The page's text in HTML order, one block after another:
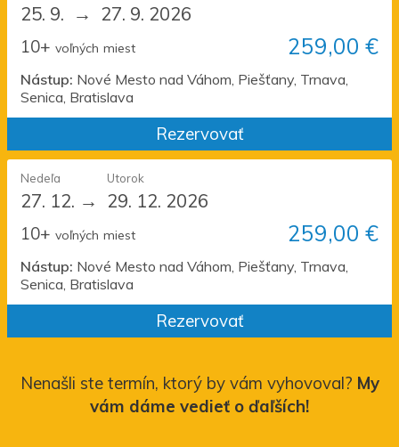
25. 9. → 27. 9. 2026
10+ voľných miest 259,00 €
Nástup: Nové Mesto nad Váhom, Piešťany, Trnava,
Senica, Bratislava
Rezervovať
Nedeľa
27. 12. →
Utorok
29. 12. 2026
10+ voľných miest 259,00 €
Nástup: Nové Mesto nad Váhom, Piešťany, Trnava,
Senica, Bratislava
Rezervovať
Nenašli ste termín, ktorý by vám vyhovoval? My
vám dáme vedieť o ďaľších!